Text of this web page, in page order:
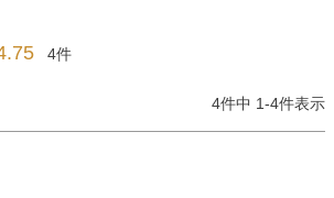
4
4件中 1-4件表示